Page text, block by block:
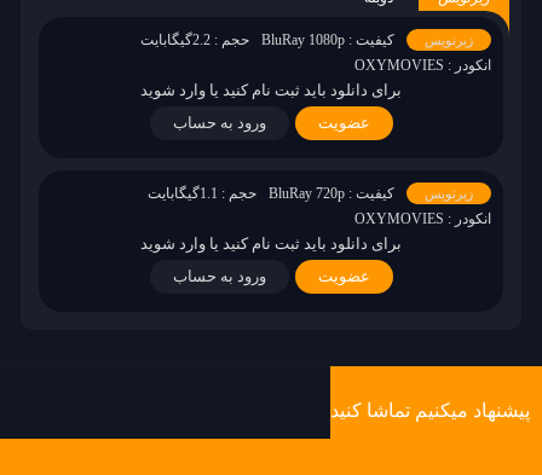
زیرنویس کیفیت : BluRay 1080p
حجم : 2.2گیگابایت
انکودر : OXYMOVIES
برای دانلود باید ثبت نام کنید یا وارد شوید
عضویت
ورود به حساب
زیرنویس کیفیت : BluRay 720p
حجم : 1.1گیگابایت
انکودر : OXYMOVIES
برای دانلود باید ثبت نام کنید یا وارد شوید
عضویت
ورود به حساب
پیشنهاد میکنیم تماشا کنید